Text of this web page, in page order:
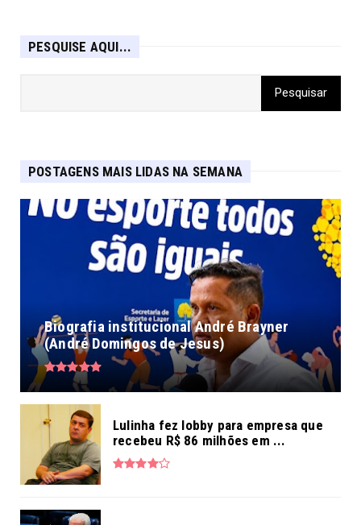
PESQUISE AQUI...
POSTAGENS MAIS LIDAS NA SEMANA
Biografia institucional André Brayner
(André Domingos de Jesus)
Lulinha fez lobby para empresa que
recebeu R$ 86 milhões em ...